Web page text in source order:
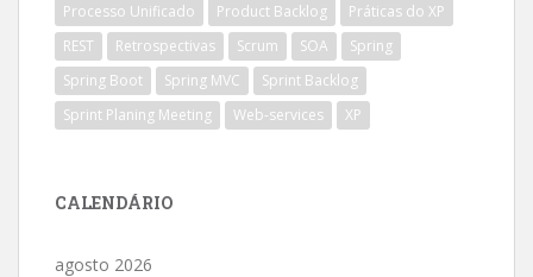
Processo Unificado
Product Backlog
Práticas do XP
REST
Retrospectivas Scrum SOA
Spring
Spring Boot
Spring MVC
Sprint Backlog
Sprint Planing Meeting
Web-services XP
CALENDÁRIO
agosto 2026